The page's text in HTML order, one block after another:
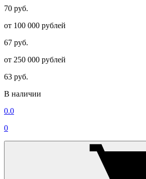
70 руб.
от 100 000 рублей
67 руб.
от 250 000 рублей
63 руб.
В наличии
0.0
0